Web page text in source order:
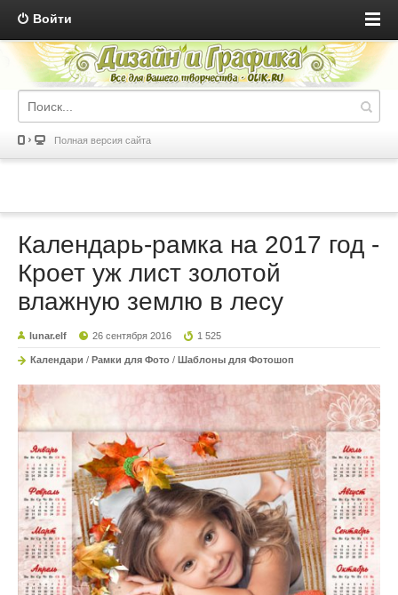
Войти
Полная версия сайта
Календарь-рамка на 2017 год -
Кроет уж лист золотой
влажную землю в лесу
lunar.elf 26 сентября 2016 1 525
Календари / Рамки для Фото / Шаблоны для Фотошоп